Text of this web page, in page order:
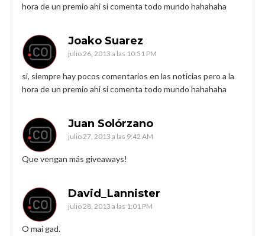
hora de un premio ahi si comenta todo mundo hahahaha
Joako Suarez
julio 26, 2013 a las 10:51 PM
si, siempre hay pocos comentarios en las noticias pero a la
hora de un premio ahi si comenta todo mundo hahahaha
Juan Solórzano
julio 27, 2013 a las 9:42 AM
Que vengan más giveaways!
David_Lannister
julio 28, 2013 a las 1:01 PM
O mai gad.